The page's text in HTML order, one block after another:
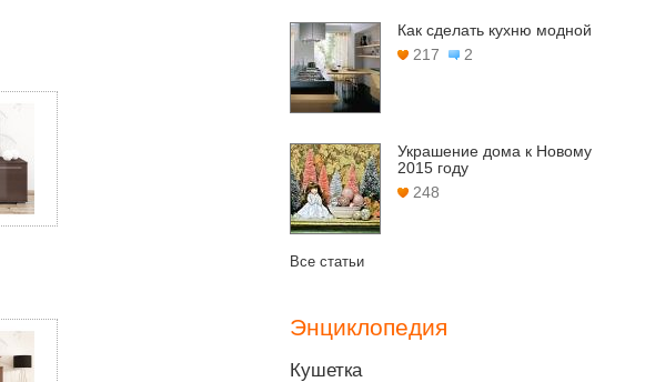
Как сделать кухню модной
217
2
Украшение дома к Новому
2015 году
248
Все статьи
Энциклопедия
Кушетка